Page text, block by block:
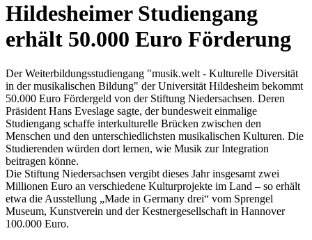
Hildesheimer Studiengang
erhält 50.000 Euro Förderung
Der Weiterbildungsstudiengang "musik.welt - Kulturelle Diversität
in der musikalischen Bildung" der Universität Hildesheim bekommt
50.000 Euro Fördergeld von der Stiftung Niedersachsen. Deren
Präsident Hans Eveslage sagte, der bundesweit einmalige
Studiengang schaffe interkulturelle Brücken zwischen den
Menschen und den unterschiedlichsten musikalischen Kulturen. Die
Studierenden würden dort lernen, wie Musik zur Integration
beitragen könne.
Die Stiftung Niedersachsen vergibt dieses Jahr insgesamt zwei
Millionen Euro an verschiedene Kulturprojekte im Land – so erhält
etwa die Ausstellung „Made in Germany drei“ vom Sprengel
Museum, Kunstverein und der Kestnergesellschaft in Hannover
100.000 Euro.